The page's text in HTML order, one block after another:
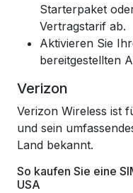
Starterpaket
Vertragstarif ab.
Aktivieren Sie
bereitgestellten
Verizon
Verizon Wireless ist
und sein
Land bekannt.
So kaufen Sie eine
USA